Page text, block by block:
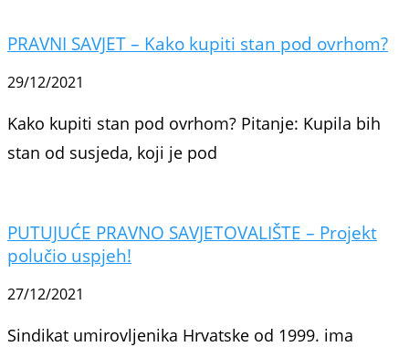
PRAVNI SAVJET – Kako kupiti stan pod ovrhom?
29/12/2021
Kako kupiti stan pod ovrhom? Pitanje: Kupila bih
stan od susjeda, koji je pod
PUTUJUĆE PRAVNO SAVJETOVALIŠTE – Projekt
polučio uspjeh!
27/12/2021
Sindikat umirovljenika Hrvatske od 1999. ima